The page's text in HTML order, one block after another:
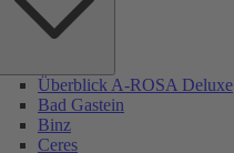
Überblick A-ROSA Deluxe
Bad Gastein
Binz
Ceres